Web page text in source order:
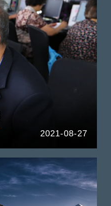
2021-08-27